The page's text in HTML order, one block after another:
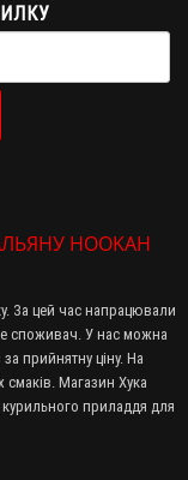
HOOKAH
За цей час напрацювали
споживач. У нас можна
прийнятну ціну. На
Магазин Хука
приладдя для